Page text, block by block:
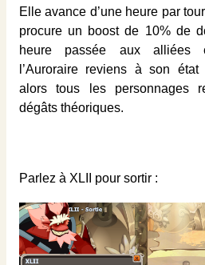
Elle avance d’une heure par
procure un boost de 10% de
heure passée aux alliées
l’Auroraire reviens à son
alors tous les personnages
dégâts théoriques.
Parlez à XLII pour sortir :